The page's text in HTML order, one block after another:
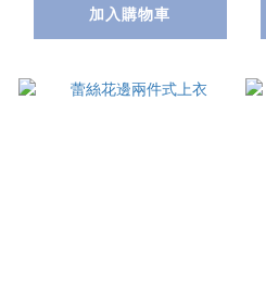
加入購物車